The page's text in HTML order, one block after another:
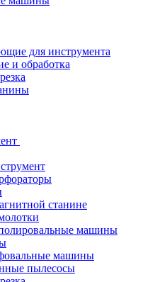
для инструмента
и обработка
станине
машины
машины
пылесосы